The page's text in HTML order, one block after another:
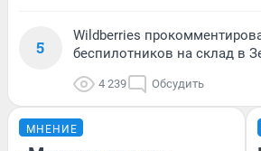
5
Wildberries
беспилотников на склад в
4 239 Обсудить
МНЕНИЕ